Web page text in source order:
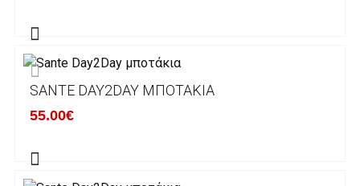
μεταφορικών 2€ για αγορές κάτω των 50€
Τα προϊόντα που παραγγέλνει ο χρήστης μέσω
του ηλεκτρονικού καταστήματος lablanca.gr
SANTE DAY2DAY ΜΠΟΤΆΚΙΑ
55.00€